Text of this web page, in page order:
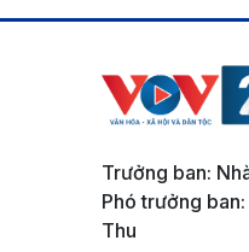
Trưởng ban:
Phó trưởng
Thu